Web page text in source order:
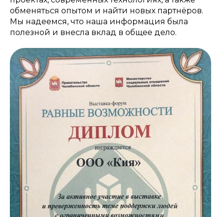
обменяться опытом и найти новых партнёров.
Мы надеемся, что наша информация была
полезной и внесла вклад в общее дело.